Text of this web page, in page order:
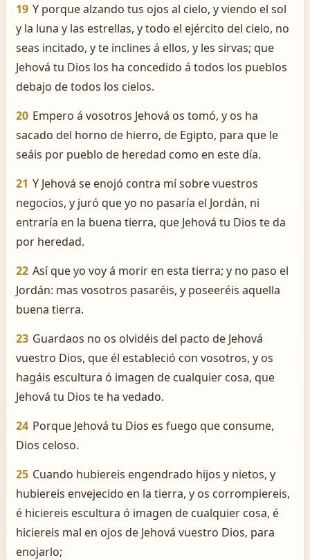
19 Y porque alzando tus ojos al cielo, y viendo el sol
y la luna y las estrellas, y todo el ejército del cielo, no
seas incitado, y te inclines á ellos, y les sirvas; que
Jehová tu Dios los ha concedido á todos los pueblos
debajo de todos los cielos.
20 Empero á vosotros Jehová os tomó, y os ha
sacado del horno de hierro, de Egipto, para que le
seáis por pueblo de heredad como en este día.
21 Y Jehová se enojó contra mí sobre vuestros
negocios, y juró que yo no pasaría el Jordán, ni
entraría en la buena tierra, que Jehová tu Dios te da
por heredad.
22 Así que yo voy á morir en esta tierra; y no paso el
Jordán: mas vosotros pasaréis, y poseeréis aquella
buena tierra.
23 Guardaos no os olvidéis del pacto de Jehová
vuestro Dios, que él estableció con vosotros, y os
hagáis escultura ó imagen de cualquier cosa, que
Jehová tu Dios te ha vedado.
24 Porque Jehová tu Dios es fuego que consume,
Dios celoso.
25 Cuando hubiereis engendrado hijos y nietos, y
hubiereis envejecido en la tierra, y os corrompiereis,
é hiciereis escultura ó imagen de cualquier cosa, é
hiciereis mal en ojos de Jehová vuestro Dios, para
enojarlo;